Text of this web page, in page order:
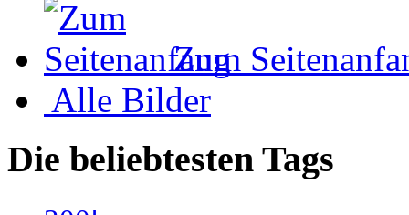
Zum
Alle Bilder
Die beliebtesten Tags